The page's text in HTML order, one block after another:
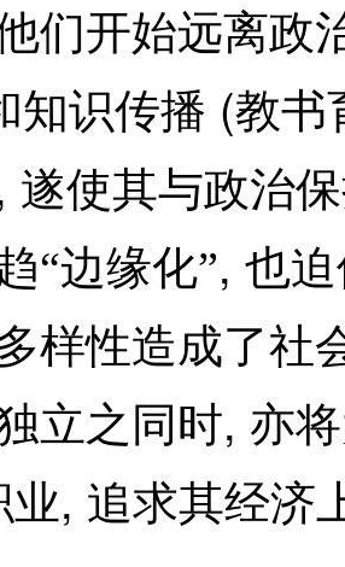
们开始远离政
知识传播 (教书
遂使其与政治
“边缘化”, 也
样性造成了社
立之同时, 亦
业, 追求其经济